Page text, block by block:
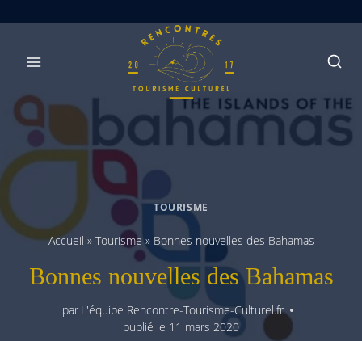
TOURISME
Accueil » Tourisme» Bonnes nouvelles des Bahamas
Bonnes nouvelles des Bahamas
par L'équipe Rencontre-Tourisme-Culturel.fr
publié le 11 mars 2020